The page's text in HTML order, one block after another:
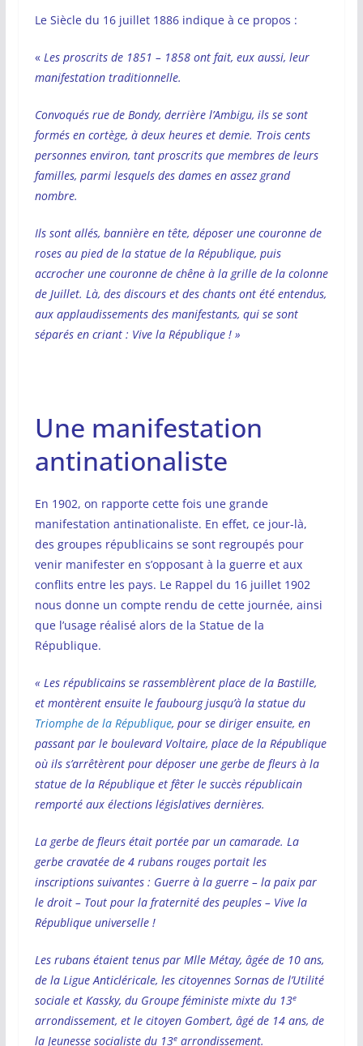
Le Siècle du 16 juillet 1886 indique à ce propos :
« Les proscrits de 1851 – 1858 ont fait, eux aussi, leur
manifestation traditionnelle.
Convoqués rue de Bondy, derrière l’Ambigu, ils se sont
formés en cortège, à deux heures et demie. Trois cents
personnes environ, tant proscrits que membres de leurs
familles, parmi lesquels des dames en assez grand
nombre.
Ils sont allés, bannière en tête, déposer une couronne de
roses au pied de la statue de la République, puis
accrocher une couronne de chêne à la grille de la colonne
de Juillet. Là, des discours et des chants ont été entendus,
aux applaudissements des manifestants, qui se sont
séparés en criant : Vive la République ! »
Une manifestation
antinationaliste
En 1902, on rapporte cette fois une grande
manifestation antinationaliste. En effet, ce jour-là,
des groupes républicains se sont regroupés pour
venir manifester en s’opposant à la guerre et aux
conflits entre les pays. Le Rappel du 16 juillet 1902
nous donne un compte rendu de cette journée, ainsi
que l’usage réalisé alors de la Statue de la
République.
« Les républicains se rassemblèrent place de la Bastille,
et montèrent ensuite le faubourg jusqu’à la statue du
Triomphe de la République, pour se diriger ensuite, en
passant par le boulevard Voltaire, place de la République
où ils s’arrêtèrent pour déposer une gerbe de fleurs à la
statue de la République et fêter le succès républicain
remporté aux élections législatives dernières.
La gerbe de fleurs était portée par un camarade. La
gerbe cravatée de 4 rubans rouges portait les
inscriptions suivantes : Guerre à la guerre – la paix par
le droit – Tout pour la fraternité des peuples – Vive la
République universelle !
Les rubans étaient tenus par Mlle Métay, âgée de 10 ans,
de la Ligue Anticléricale, les citoyennes Sornas de l’Utilité
sociale et Kassky, du Groupe féministe mixte du 13e
arrondissement, et le citoyen Gombert, âgé de 14 ans, de
la Jeunesse socialiste du 13earrondissement.